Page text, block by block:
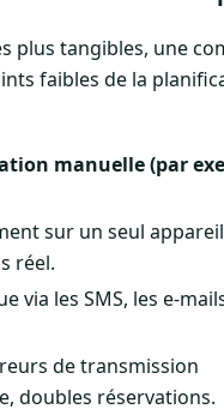
plus tangibles, une
faibles de la
manuelle (par
sur un seul
réel.
via les SMS, les e-
de transmission
doubles réservations.